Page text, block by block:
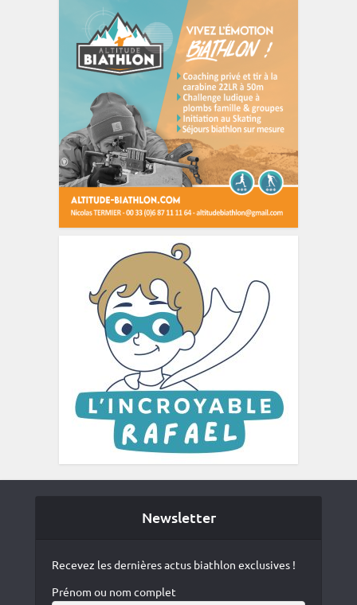
Newsletter
Recevez les dernières actus biathlon exclusives !
Prénom ou nom complet